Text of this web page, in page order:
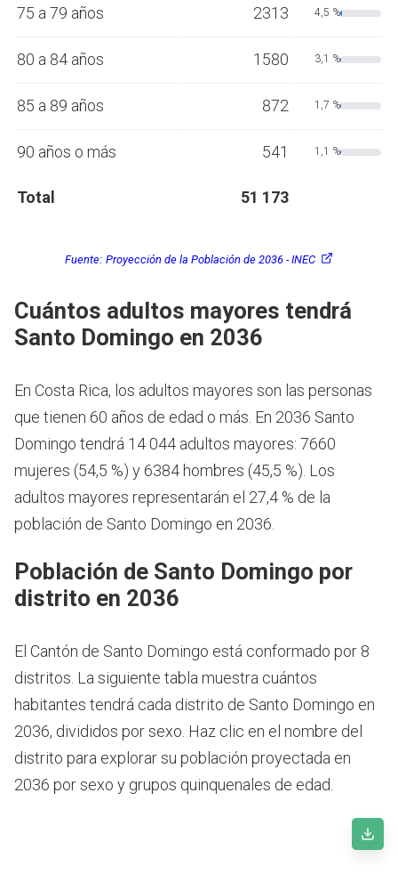
75 a 79 años 2313 4,5 %
80 a 84 años 1580 3,1 %
85 a 89 años 872 1,7 %
90 años o más 541 1,1 %
Total 51 173
Fuente: Proyección de la Población de 2036 - INEC
Cuántos adultos mayores tendrá
Santo Domingo en 2036
En Costa Rica, los adultos mayores son las personas
que tienen 60 años de edad o más. En 2036 Santo
Domingo tendrá 14 044 adultos mayores: 7660
mujeres (54,5 %) y 6384 hombres (45,5 %). Los
adultos mayores representarán el 27,4 % de la
población de Santo Domingo en 2036.
Población de Santo Domingo por
distrito en 2036
El Cantón de Santo Domingo está conformado por 8
distritos. La siguiente tabla muestra cuántos
habitantes tendrá cada distrito de Santo Domingo en
2036, divididos por sexo. Haz clic en el nombre del
distrito para explorar su población proyectada en
2036 por sexo y grupos quinquenales de edad.